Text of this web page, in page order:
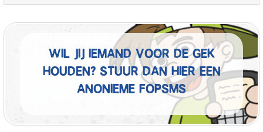
Wil jij iemand voor de gek
houden? Stuur dan hier een
anonieme fopSMS